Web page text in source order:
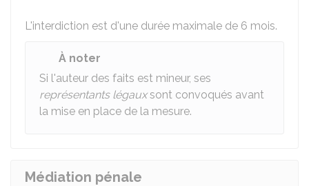
L'interdiction est d'une durée maximale de 6 mois.
À noter
Si l'auteur des faits est mineur, ses
représentants légauxsont convoqués avant
la mise en place de la mesure.
Médiation pénale